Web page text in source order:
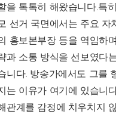
을 톡톡히 해왔습니다.특
선거 국면에서는 주요 자
홍보본부장 등을 역임하
과 소통 방식을 선보였다
니다. 방송가에서도 그를
는 이유가 여기에 있습니
관계를 감정에 치우치지